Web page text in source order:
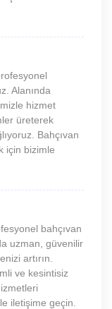
Alanında
hizmet
üreterek
Bahçıvan
için bizimle
bahçıvan
uzman, güvenilir
artırın.
ve kesintisiz
iletişime geçin.